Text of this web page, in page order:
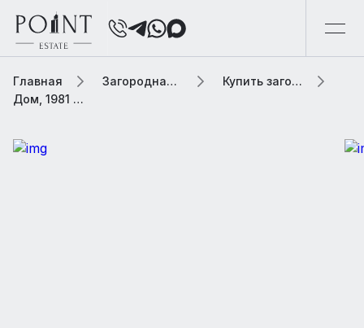
Главная Загородная элитная недвижимость
Купить загородную элитную недвижимость
Дом, 1981 м² В коттеджном поселке «Agalarov Estate (Агаларов Эстейт)»